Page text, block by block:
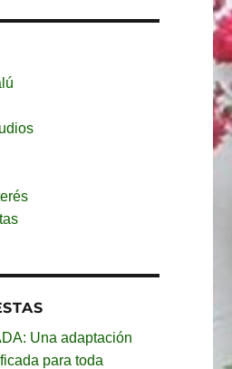
Una adaptación
para toda